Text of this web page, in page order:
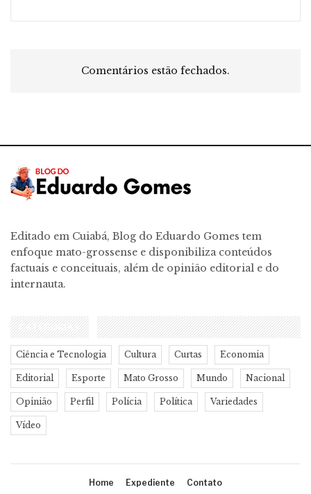
Comentários estão fechados.
Editado em Cuiabá, Blog do Eduardo Gomes tem
enfoque mato-grossense e disponibiliza conteúdos
factuais e conceituais, além de opinião editorial e do
internauta.
CATEGORIAS
Ciência e Tecnologia Cultura Curtas Economia
Editorial Esporte Mato Grosso Mundo Nacional
Opinião Perfil Polícia Política Variedades
Vídeo
Home Expediente Contato